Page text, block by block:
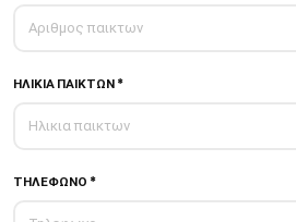
ΗΛΙΚΙΑ ΠΑΙΚΤΩΝ *
ΤΗΛΕΦΩΝΟ *